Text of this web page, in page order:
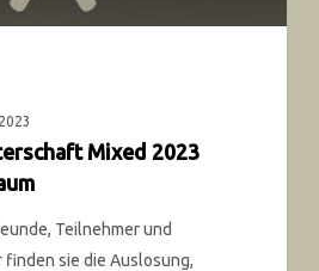
Mixed 2023
Teilnehmer und
finden sie die Auslosung,